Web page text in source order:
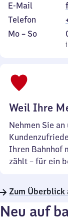
E-Mail
Telefon
Montag
Mo – So,
inkl.
Weil Ihre
Nehmen Sie
Ihren Bahnhof
zählt – für ein
Zum Überblick
Neu auf